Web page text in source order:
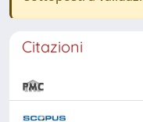
Citazioni